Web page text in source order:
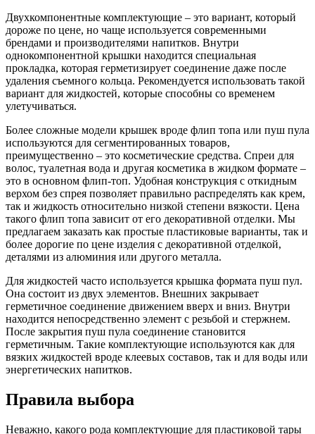
Двухкомпонентные комплектующие – это вариант, который
дороже по цене, но чаще используется современными
брендами и производителями напитков. Внутри
однокомпонентной крышки находится специальная
прокладка, которая герметизирует соединение даже после
удаления съемного кольца. Рекомендуется использовать такой
вариант для жидкостей, которые способны со временем
улетучиваться.
Более сложные модели крышек вроде флип топа или пуш пула
используются для сегментированных товаров,
преимущественно – это косметические средства. Спреи для
волос, туалетная вода и другая косметика в жидком формате –
это в основном флип-топ. Удобная конструкция с откидным
верхом без спрея позволяет правильно распределять как крем,
так и жидкость относительно низкой степени вязкости. Цена
такого флип топа зависит от его декоративной отделки. Мы
предлагаем заказать как простые пластиковые варианты, так и
более дорогие по цене изделия с декоративной отделкой,
деталями из алюминия или другого металла.
Для жидкостей часто используется крышка формата пуш пул.
Она состоит из двух элементов. Внешних закрывает
герметичное соединение движением вверх и вниз. Внутри
находится непосредственно элемент с резьбой и стержнем.
После закрытия пуш пула соединение становится
герметичным. Такие комплектующие используются как для
вязких жидкостей вроде клеевых составов, так и для воды или
энергетических напитков.
Правила выбора
Неважно, какого рода комплектующие для пластиковой тары